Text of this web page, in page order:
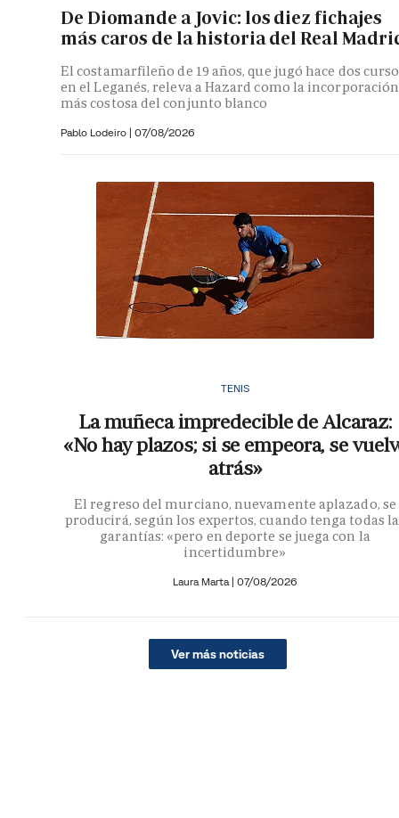
De Diomande a Jovic: los diez fichajes
más caros de la historia del Real
El costamarfileño de 19 años, que jugó hace dos
en el Leganés, releva a Hazard como la incorporación
más costosa del conjunto blanco
Pablo Lodeiro | 07/08/2026
TENIS
La muñeca impredecible de Alcaraz:
«No hay plazos; si se empeora, se
atrás»
El regreso del murciano, nuevamente aplazado, se
producirá, según los expertos, cuando tenga todas
garantías: «pero en deporte se juega con la
incertidumbre»
Laura Marta | 07/08/2026
Ver más noticias